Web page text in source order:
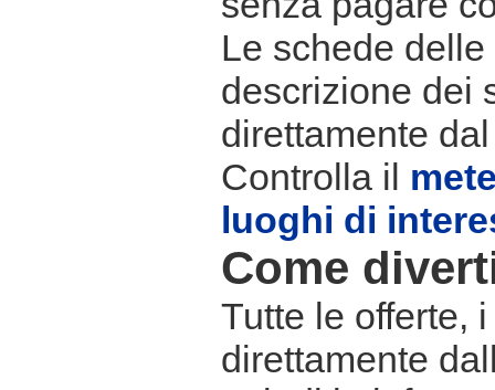
Le schede
descrizione dei
direttamente
Controlla il
luoghi di
Come
Tutte le offerte,
direttamente